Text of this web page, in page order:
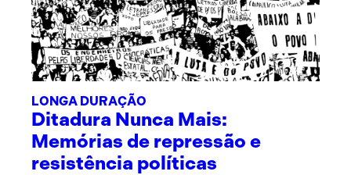
LONGA DURAÇÃO
Ditadura Nunca Mais:
Memórias de repressão e
resistência políticas